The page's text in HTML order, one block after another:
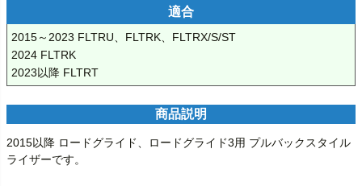
適合
2015～2023 FLTRU、FLTRK、FLTRX/S/ST
2024 FLTRK
商品説明
2015以降 ロードグライド、ロードグライド3用 プルバックスタイル
ライザーです。